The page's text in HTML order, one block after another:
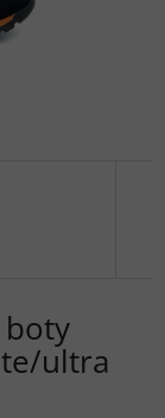
boty
ultra